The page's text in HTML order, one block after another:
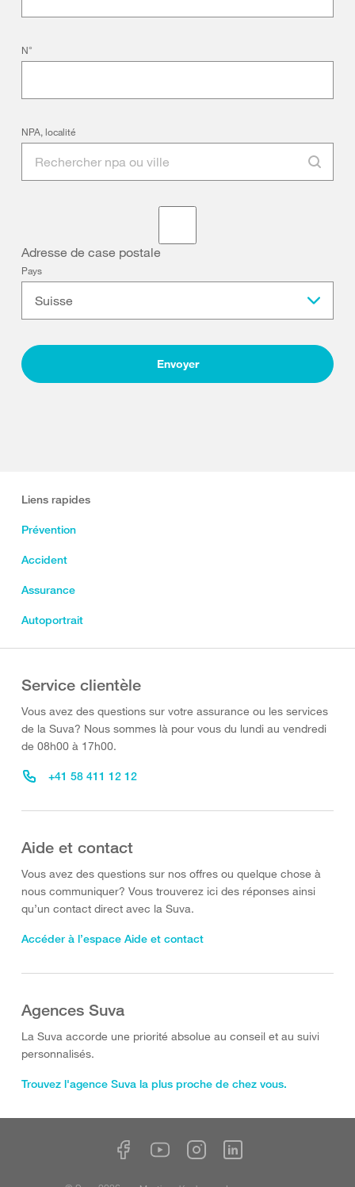
N°
NPA, localité
Adresse de case postale
Pays
Suisse
Envoyer
Liens rapides
Prévention
Accident
Assurance
Autoportrait
Service clientèle
Vous avez des questions sur votre assurance ou les services
de la Suva? Nous sommes là pour vous du lundi au vendredi
de 08h00 à 17h00.
+41 58 411 12 12
Aide et contact
Vous avez des questions sur nos offres ou quelque chose à
nous communiquer? Vous trouverez ici des réponses ainsi
qu’un contact direct avec la Suva.
Accéder à l’espace Aide et contact
Agences Suva
La Suva accorde une priorité absolue au conseil et au suivi
personnalisés.
Trouvez l'agence Suva la plus proche de chez vous.